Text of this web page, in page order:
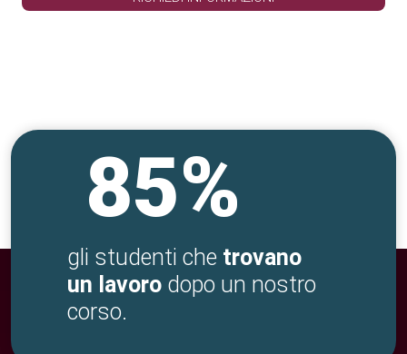
85%
gli studenti che trovano
un lavoro dopo un nostro
corso.